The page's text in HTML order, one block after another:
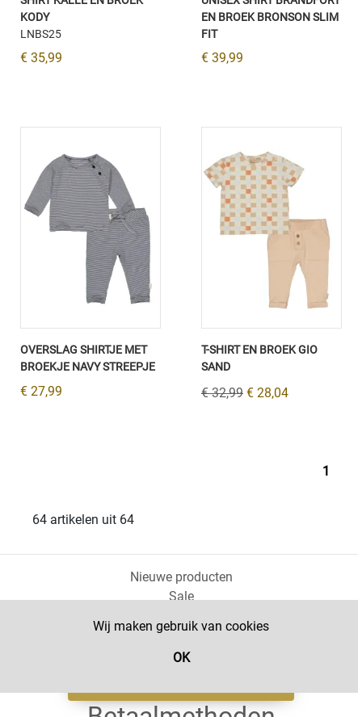
Wij maken gebruik van cookies
OK
KODY
LNBS25
€ 35,99
EN BROEK BRONSON SLIM
FIT
€ 39,99
OVERSLAG SHIRTJE MET
BROEKJE NAVY STREEPJE
€ 27,99
T-SHIRT EN BROEK GIO
SAND
€ 32,99 € 28,04
1
64 artikelen uit 64
Nieuwe producten
Sale
Babykleding meisjes
Jongenskleding